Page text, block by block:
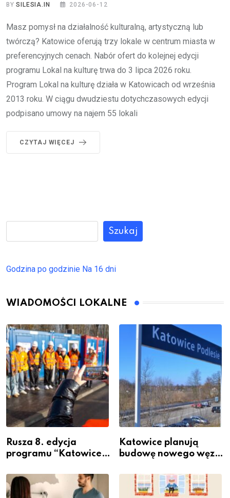
BYSILESIA.IN 2026-06-12
Masz pomysł na działalność kulturalną, artystyczną lub
twórczą? Katowice oferują trzy lokale w centrum miasta w
preferencyjnych cenach. Nabór ofert do kolejnej edycji
programu Lokal na kulturę trwa do 3 lipca 2026 roku.
Program Lokal na kulturę działa w Katowicach od września
2013 roku. W ciągu dwudziestu dotychczasowych edycji
podpisano umowy na najem 55 lokali
CZYTAJ WIĘCEJ
Szukaj
Godzina po godzinie Na 16 dni
WIADOMOŚCI LOKALNE
Rusza 8. edycja
programu “Katowice
– nabór dla
przedsiębiorców
Katowice planują
budowę nowego węzła
Podlesiu